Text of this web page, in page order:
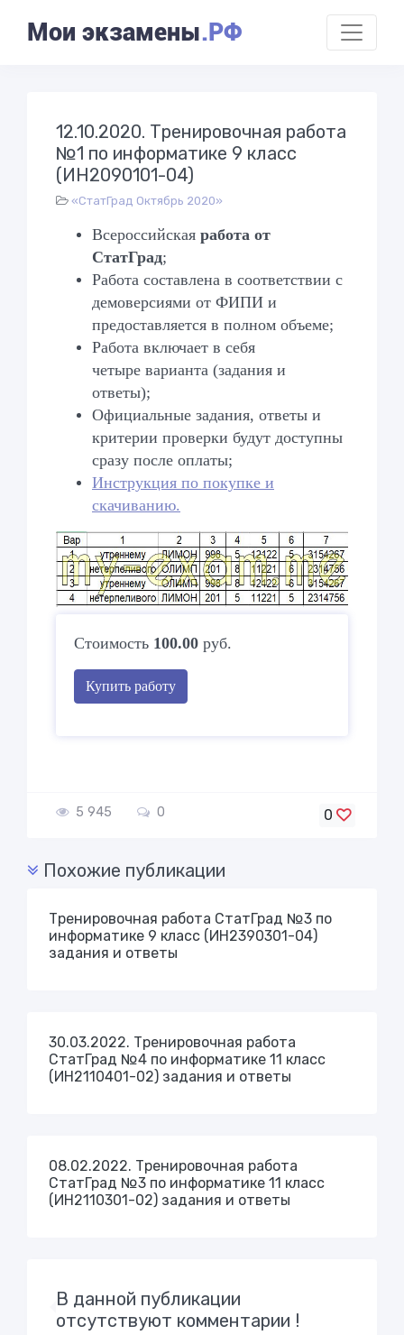
Мои экзамены.РФ
12.10.2020. Тренировочная работа
№1 по информатике 9 класс
(ИН2090101-04)
«СтатГрад Октябрь 2020»
Всероссийская работа от
СтатГрад;
Работа составлена в соответствии с
демоверсиями от ФИПИ и
предоставляется в полном объеме;
Работа включает в себя
четыре варианта (задания и
ответы);
Официальные задания, ответы и
критерии проверки будут доступны
сразу после оплаты;
Инструкция по покупке и
скачиванию.
Стоимость 100.00 руб.
Купить работу
5 945 0 0
Похожие публикации
Тренировочная работа СтатГрад №3 по
информатике 9 класс (ИН2390301-04)
задания и ответы
30.03.2022. Тренировочная работа
СтатГрад №4 по информатике 11 класс
(ИН2110401-02) задания и ответы
08.02.2022. Тренировочная работа
СтатГрад №3 по информатике 11 класс
(ИН2110301-02) задания и ответы
В данной публикации
отсутствуют комментарии !